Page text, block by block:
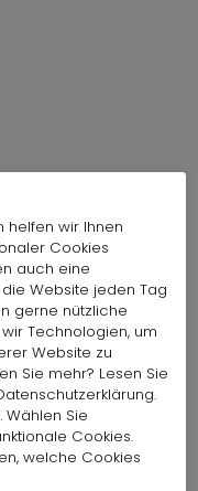
32% Polyamid, 4%
Knie
cm
helfen wir Ihnen
Cookies
auch eine
Website jeden Tag
gerne nützliche
Technologien, um
Website zu
Sie mehr? Lesen Sie
Wählen Sie
Cookies.
welche Cookies